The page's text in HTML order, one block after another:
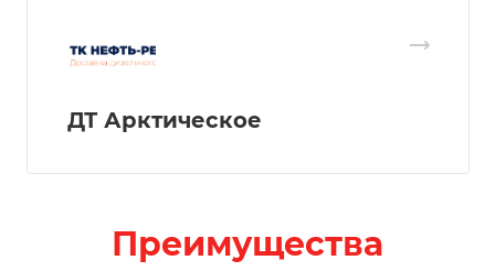
ДТ Арктическое
Преимущества